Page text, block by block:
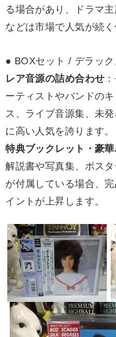
る場合があり、ドラマ
などは市場で人気が続く
● BOXセット / デラッ
レア音源の詰め合わせ
ーティストやバンドの
ス、ライブ音源集、未
に高い人気を誇ります。
特典ブックレット・豪
解説書や写真集、ポス
が付属している場合、
イントが上昇します。